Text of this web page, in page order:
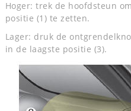
Hoger: trek de hoofdsteun
positie (1) te zetten.
Lager: druk de
in de laagste positie (3).